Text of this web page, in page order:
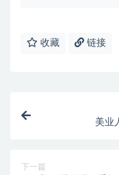
收藏 链接
美业
下一篇